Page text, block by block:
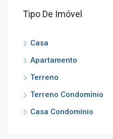
Tipo De Imóvel
Casa
Apartamento
Terreno
Terreno Condomínio
Casa Condomínio